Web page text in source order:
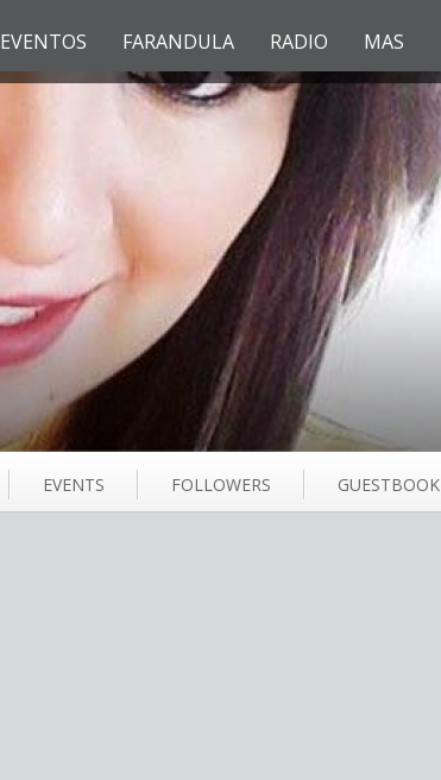
EVENTOS FARANDULA RADIO MAS
EVENTS FOLLOWERS GUESTBOOK